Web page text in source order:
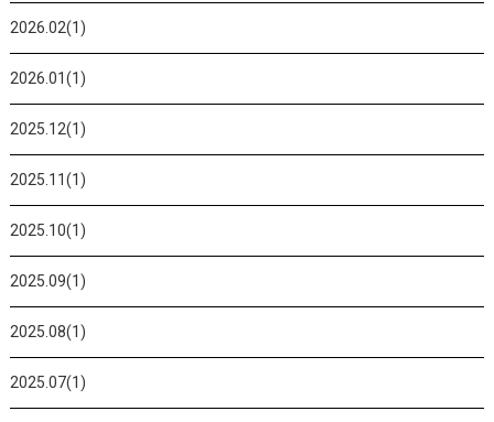
2026.02(1)
2026.01(1)
2025.12(1)
2025.11(1)
2025.10(1)
2025.09(1)
2025.08(1)
2025.07(1)